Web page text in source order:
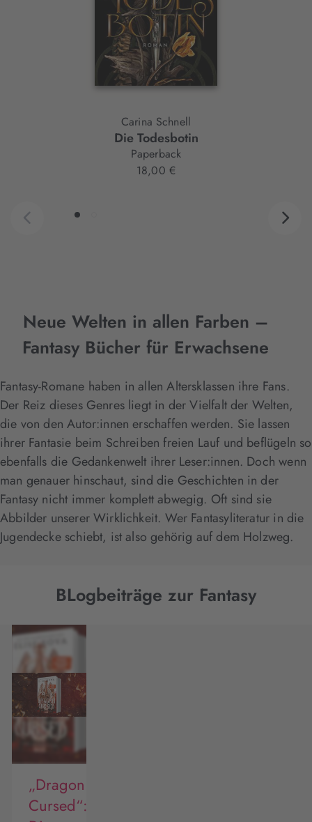
Carina Schnell
Die Todesbotin
Paperback
18,00 €
Neue Welten in allen Farben –
Fantasy Bücher für Erwachsene
Fantasy-Romane haben in allen Altersklassen ihre Fans.
Der Reiz dieses Genres liegt in der Vielfalt der Welten,
die von den Autor:innen erschaffen werden. Sie lassen
ihrer Fantasie beim Schreiben freien Lauf und beflügeln so
ebenfalls die Gedankenwelt ihrer Leser:innen. Doch wenn
man genauer hinschaut, sind die Geschichten in der
Fantasy nicht immer komplett abwegig. Oft sind sie
Abbilder unserer Wirklichkeit. Wer Fantasyliteratur in die
Jugendecke schiebt, ist also gehörig auf dem Holzweg.
BLogbeiträge zur Fantasy
„Dragon
Cursed“: